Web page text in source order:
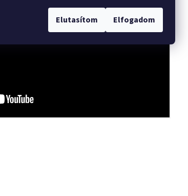
Elutasítom Elfogadom